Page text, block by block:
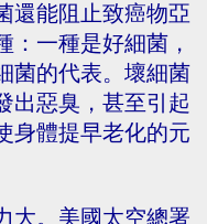
還能阻止致癌物亞
一種是好細菌，
菌的代表。壞細菌
出惡臭，甚至引起
身體提早老化的元
大。美國太空總署